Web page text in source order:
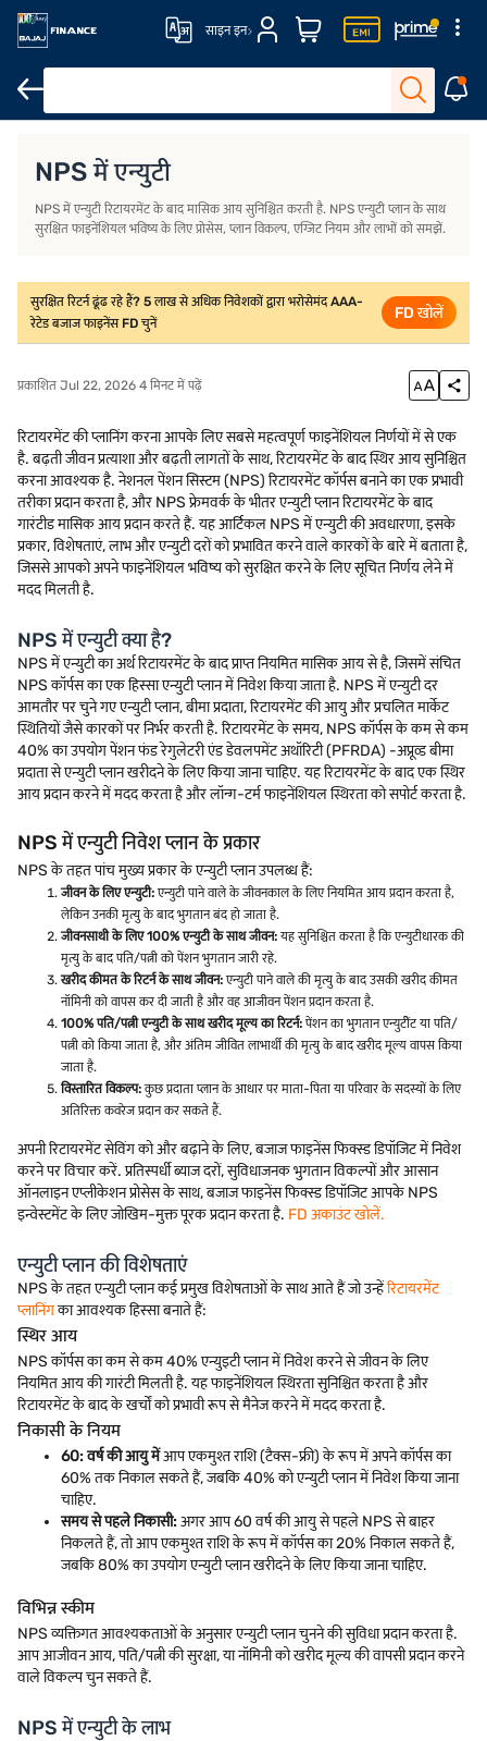
साइन इन
NPS में एन्युटी
NPS में एन्युटी रिटायरमेंट के बाद मासिक आय सुनिश्चित करती है. NPS एन्युटी प्लान के साथ
सुरक्षित फाइनेंशियल भविष्य के लिए प्रोसेस, प्लान विकल्प, एग्जिट नियम और लाभों को समझें.
सुरक्षित रिटर्न ढूंढ रहे हैं? 5 लाख से अधिक निवेशकों द्वारा भरोसेमंद AAA-
रेटेड बजाज फाइनेंस FD चुनें
FD खोलें
प्रकाशित Jul 22, 2026 4 मिनट में पढ़ें
रिटायरमेंट की प्लानिंग करना आपके लिए सबसे महत्वपूर्ण फाइनेंशियल निर्णयों में से एक
है. बढ़ती जीवन प्रत्याशा और बढ़ती लागतों के साथ, रिटायरमेंट के बाद स्थिर आय सुनिश्चित
करना आवश्यक है. नेशनल पेंशन सिस्टम (NPS) रिटायरमेंट कॉर्पस बनाने का एक प्रभावी
तरीका प्रदान करता है, और NPS फ्रेमवर्क के भीतर एन्युटी प्लान रिटायरमेंट के बाद
गारंटीड मासिक आय प्रदान करते हैं. यह आर्टिकल NPS में एन्युटी की अवधारणा, इसके
प्रकार, विशेषताएं, लाभ और एन्युटी दरों को प्रभावित करने वाले कारकों के बारे में बताता है,
जिससे आपको अपने फाइनेंशियल भविष्य को सुरक्षित करने के लिए सूचित निर्णय लेने में
मदद मिलती है.
NPS में एन्युटी क्या है?
NPS में एन्युटी का अर्थ रिटायरमेंट के बाद प्राप्त नियमित मासिक आय से है, जिसमें संचित
NPS कॉर्पस का एक हिस्सा एन्युटी प्लान में निवेश किया जाता है. NPS में एन्युटी दर
आमतौर पर चुने गए एन्युटी प्लान, बीमा प्रदाता, रिटायरमेंट की आयु और प्रचलित मार्केट
स्थितियों जैसे कारकों पर निर्भर करती है. रिटायरमेंट के समय, NPS कॉर्पस के कम से कम
40% का उपयोग पेंशन फंड रेगुलेटरी एंड डेवलपमेंट अथॉरिटी (PFRDA) -अप्रूव्ड बीमा
प्रदाता से एन्युटी प्लान खरीदने के लिए किया जाना चाहिए. यह रिटायरमेंट के बाद एक स्थिर
आय प्रदान करने में मदद करता है और लॉन्ग-टर्म फाइनेंशियल स्थिरता को सपोर्ट करता है.
NPS में एन्युटी निवेश प्लान के प्रकार
NPS के तहत पांच मुख्य प्रकार के एन्युटी प्लान उपलब्ध हैं:
जीवन के लिए एन्युटी:एन्युटी पाने वाले के जीवनकाल के लिए नियमित आय प्रदान करता है,
लेकिन उनकी मृत्यु के बाद भुगतान बंद हो जाता है.
जीवनसाथी के लिए 100% एन्युटी के साथ जीवन: यह सुनिश्चित करता है कि एन्युटीधारक की
मृत्यु के बाद पति/पत्नी को पेंशन भुगतान जारी रहे.
खरीद कीमत के रिटर्न के साथ जीवन:एन्युटी पाने वाले की मृत्यु के बाद उसकी खरीद कीमत
नॉमिनी को वापस कर दी जाती है और वह आजीवन पेंशन प्रदान करता है.
100% पति/पत्नी एन्युटी के साथ खरीद मूल्य का रिटर्न: पेंशन का भुगतान एन्युटीेंट या पति/
पत्नी को किया जाता है, और अंतिम जीवित लाभार्थी की मृत्यु के बाद खरीद मूल्य वापस किया
जाता है.
विस्तारित विकल्प: कुछ प्रदाता प्लान के आधार पर माता-पिता या परिवार के सदस्यों के लिए
अतिरिक्त कवरेज प्रदान कर सकते हैं.
अपनी रिटायरमेंट सेविंग को और बढ़ाने के लिए, बजाज फाइनेंस फिक्स्ड डिपॉजिट में निवेश
करने पर विचार करें. प्रतिस्पर्धी ब्याज दरों, सुविधाजनक भुगतान विकल्पों और आसान
ऑनलाइन एप्लीकेशन प्रोसेस के साथ, बजाज फाइनेंस फिक्स्ड डिपॉजिट आपके NPS
इन्वेस्टमेंट के लिए जोखिम-मुक्त पूरक प्रदान करता है. FD अकाउंट खोलें.
एन्युटी प्लान की विशेषताएं
NPS के तहत एन्युटी प्लान कई प्रमुख विशेषताओं के साथ आते हैं जो उन्हेंरिटायरमेंट
प्लानिंगका आवश्यक हिस्सा बनाते हैं:
स्थिर आय
NPS कॉर्पस का कम से कम 40% एन्युइटी प्लान में निवेश करने से जीवन के लिए
नियमित आय की गारंटी मिलती है. यह फाइनेंशियल स्थिरता सुनिश्चित करता है और
रिटायरमेंट के बाद के खर्चों को प्रभावी रूप से मैनेज करने में मदद करता है.
निकासी के नियम
60: वर्ष की आयु मेंआप एकमुश्त राशि (टैक्स-फ्री) के रूप में अपने कॉर्पस का
60% तक निकाल सकते हैं, जबकि 40% को एन्युटी प्लान में निवेश किया जाना
चाहिए.
समय से पहले निकासी:अगर आप 60 वर्ष की आयु से पहले NPS से बाहर
निकलते हैं, तो आप एकमुश्त राशि के रूप में कॉर्पस का 20% निकाल सकते हैं,
जबकि 80% का उपयोग एन्युटी प्लान खरीदने के लिए किया जाना चाहिए.
विभिन्न स्कीम
NPS व्यक्तिगत आवश्यकताओं के अनुसार एन्युटी प्लान चुनने की सुविधा प्रदान करता है.
आप आजीवन आय, पति/पत्नी की सुरक्षा, या नॉमिनी को खरीद मूल्य की वापसी प्रदान करने
वाले विकल्प चुन सकते हैं.
NPS में एन्युटी के लाभ